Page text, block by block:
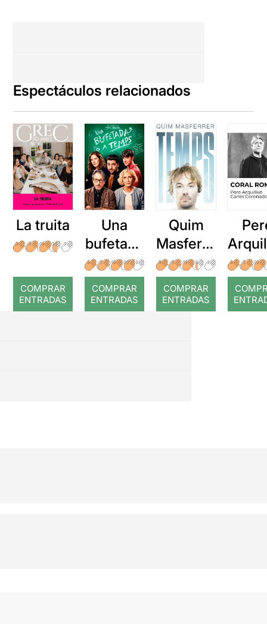
Espectáculos relacionados
La truita
COMPRAR
ENTRADAS
Una
bufetada
a temps
COMPRAR
ENTRADAS
Quim
Masferre
r: Temps
COMPRAR
ENTRADAS
: